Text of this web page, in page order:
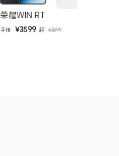
荣耀WIN RT
价 ¥3599 起 ¥3899